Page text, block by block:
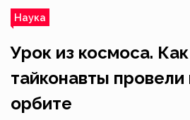
Наука
Урок из космоса.
тайконавты
орбите